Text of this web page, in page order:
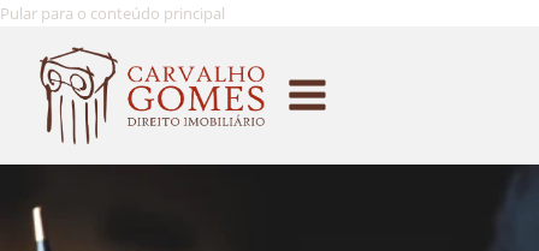
Pular para o conteúdo principal